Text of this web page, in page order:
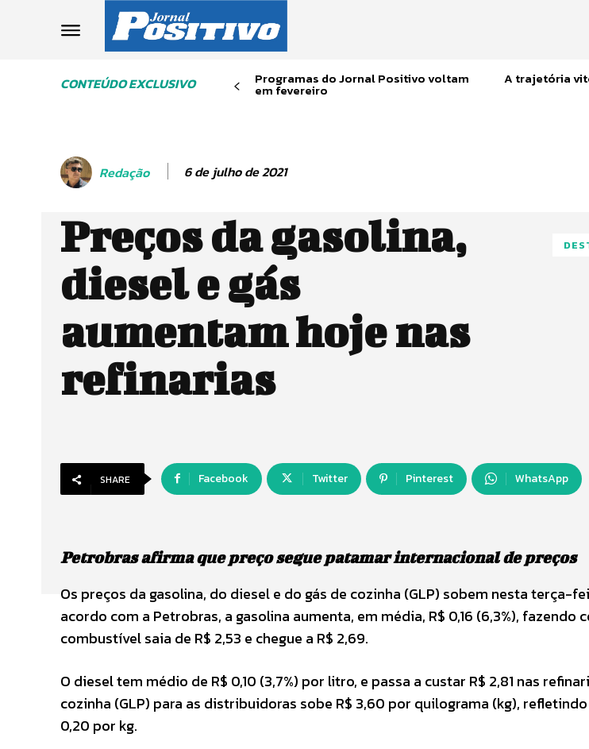
CONTEÚDO EXCLUSIVO Programas do Jornal Positivo voltam
em fevereiro
A trajetória
Redação 6 de julho de 2021
Preços da gasolina,
diesel e gás
aumentam hoje nas
refinarias
SHARE Facebook Twitter Pinterest WhatsApp
Petrobras afirma que preço segue patamar internacional de preços
Os preços da gasolina, do diesel e do gás de cozinha (GLP) sobem nesta terça-
acordo com a Petrobras, a gasolina aumenta, em média, R$ 0,16 (6,3%), fazendo
combustível saia de R$ 2,53 e chegue a R$ 2,69.
O diesel tem médio de R$ 0,10 (3,7%) por litro, e passa a custar R$ 2,81 nas
cozinha (GLP) para as distribuidoras sobe R$ 3,60 por quilograma (kg),
0,20 por kg.